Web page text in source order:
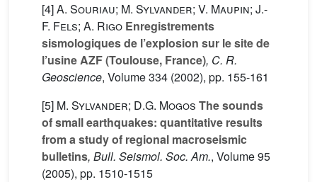
[4]A. Souriau; M. Sylvander; V. Maupin; J.-
F. Fels; A. Rigo Enregistrements
sismologiques de l’explosion sur le site de
l’usine AZF (Toulouse, France), C. R.
Geoscience, Volume 334 (2002), pp. 155-161
[5] M. Sylvander; D.G. Mogos The sounds
of small earthquakes: quantitative results
from a study of regional macroseismic
bulletins, Bull. Seismol. Soc. Am., Volume 95
(2005), pp. 1510-1515